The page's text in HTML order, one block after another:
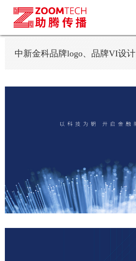
中新金科品牌logo、品牌VI设计